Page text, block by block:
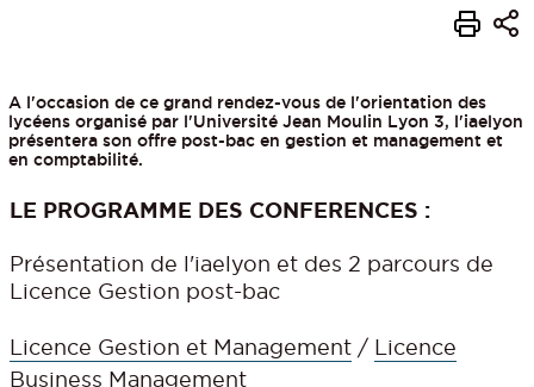
A l'occasion de ce grand rendez-vous de l'orientation des
lycéens organisé par l'Université Jean Moulin Lyon 3, l'iaelyon
présentera son offre post-bac en gestion et management et
en comptabilité.
LE PROGRAMME DES CONFERENCES :
Présentation de l'iaelyon et des 2 parcours de
Licence Gestion post-bac
Licence Gestion et Management / Licence
Business Management